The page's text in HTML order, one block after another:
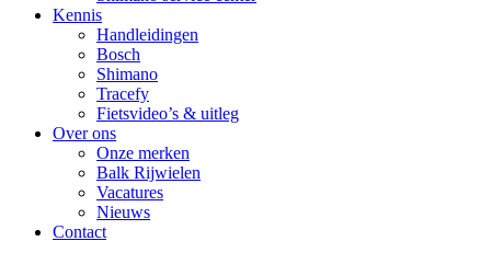
Kennis
Handleidingen
Bosch
Shimano
Tracefy
Fietsvideo’s & uitleg
Over ons
Onze merken
Balk Rijwielen
Vacatures
Nieuws
Contact